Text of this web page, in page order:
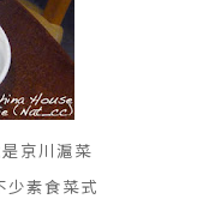
京川滬菜
少素食菜式